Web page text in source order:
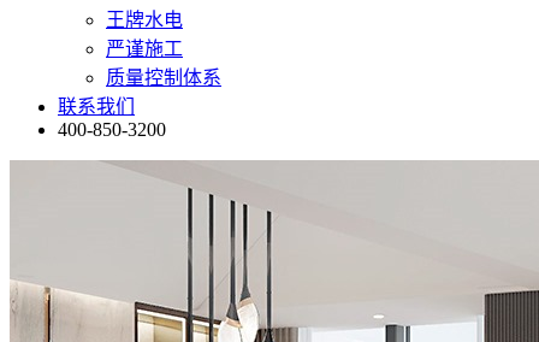
王牌水电
严谨施工
质量控制体系
联系我们
400-850-3200